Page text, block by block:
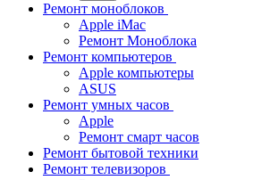
Ремонт моноблоков
Apple iMac
Ремонт Моноблока
Ремонт компьютеров
Apple компьютеры
ASUS
Ремонт умных часов
Apple
Ремонт смарт часов
Ремонт бытовой техники
Ремонт телевизоров